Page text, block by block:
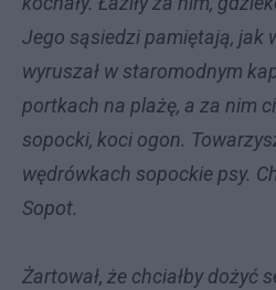
Jego sąsiedzi pamiętają, jak
wyruszał w staromodnym
portkach na plażę, a za nim
sopocki, koci ogon.
wędrówkach sopockie psy.
Sopot.
Żartował, że chciałby dożyć